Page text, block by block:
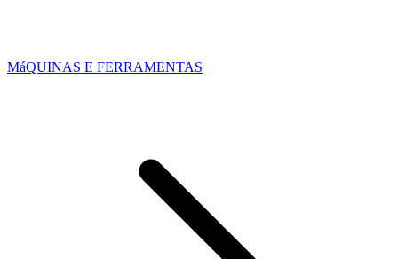
MáQUINAS E FERRAMENTAS